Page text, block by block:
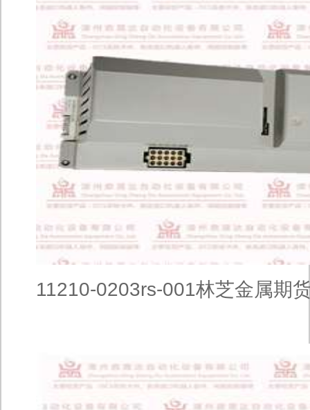
11210-0203rs-001林芝金属期